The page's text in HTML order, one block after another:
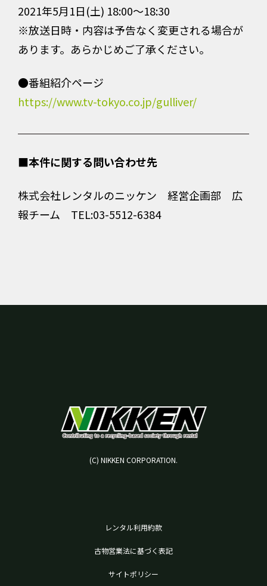
2021年5月1日(土) 18:00～18:30
※放送日時・内容は予告なく変更される場合が
あります。あらかじめご了承ください。
●番組紹介ページ
https://www.tv-tokyo.co.jp/gulliver/
■本件に関する問い合わせ先
株式会社レンタルのニッケン 経営企画部 広
報チーム TEL:03-5512-6384
(C) NIKKEN CORPORATION.
レンタル利用約款
古物営業法に基づく表記
サイトポリシー